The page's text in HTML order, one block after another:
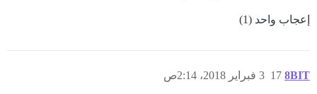
إعجاب واحد (1)
8BIT 3 فبراير 2018، 2:14ص 17